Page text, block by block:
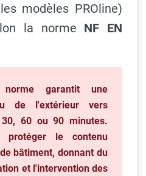
modèles PROline)
la norme NF EN
garantit une
de l'extérieur vers
30, 60 ou 90 minutes.
le contenu
bâtiment, donnant du
et l'intervention des